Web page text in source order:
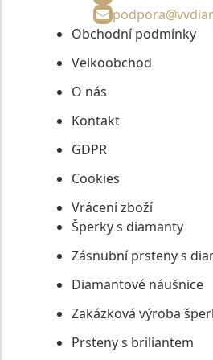
Obchodní podmínky
Velkoobchod
O nás
Kontakt
GDPR
Cookies
Vrácení zboží
Šperky s diamanty
Zásnubní prsteny s
Diamantové náušnice
Zakázková výroba
Prsteny s briliantem